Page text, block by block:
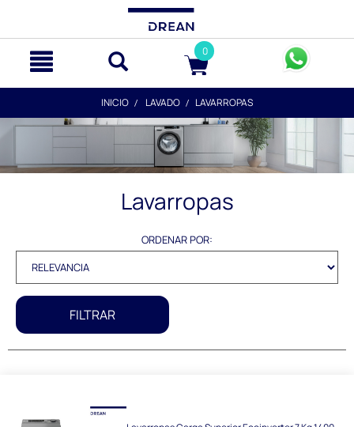
0
INICIO LAVADO LAVARROPAS
Lavarropas
ORDENAR POR:
FILTRAR